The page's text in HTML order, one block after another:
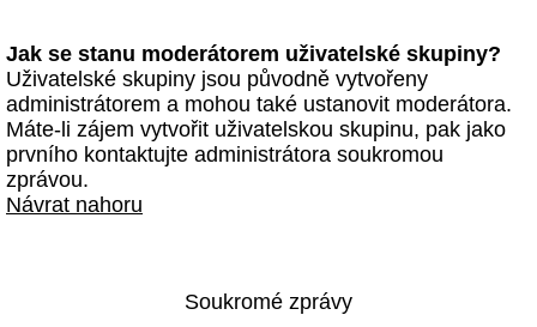
Jak se stanu moderátorem uživatelské skupiny?
Uživatelské skupiny jsou původně vytvořeny
administrátorem a mohou také ustanovit moderátora.
Máte-li zájem vytvořit uživatelskou skupinu, pak jako
prvního kontaktujte administrátora soukromou
zprávou.
Návrat nahoru
Soukromé zprávy